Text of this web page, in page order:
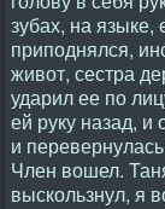
зубах, на языке,
приподнялся,
живот, сестра
ударил ее по
ей руку назад, и
и
Член вошел.
выскользнул, я